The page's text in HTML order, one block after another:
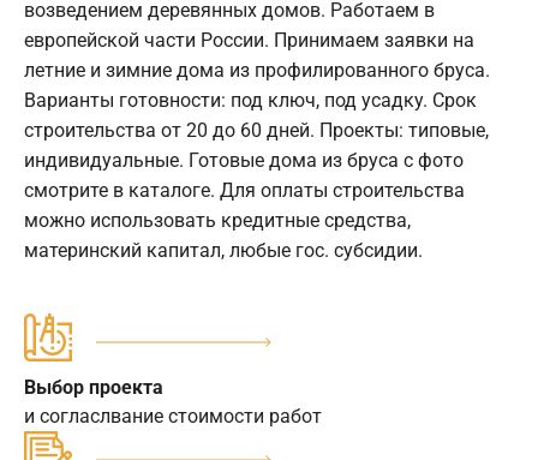
возведением деревянных домов. Работаем в
европейской части России. Принимаем заявки на
летние и зимние дома из профилированного бруса.
Варианты готовности: под ключ, под усадку. Срок
строительства от 20 до 60 дней. Проекты: типовые,
индивидуальные. Готовые дома из бруса с фото
смотрите в каталоге. Для оплаты строительства
можно использовать кредитные средства,
материнский капитал, любые гос. субсидии.
Выбор проекта
и согласлвание стоимости работ